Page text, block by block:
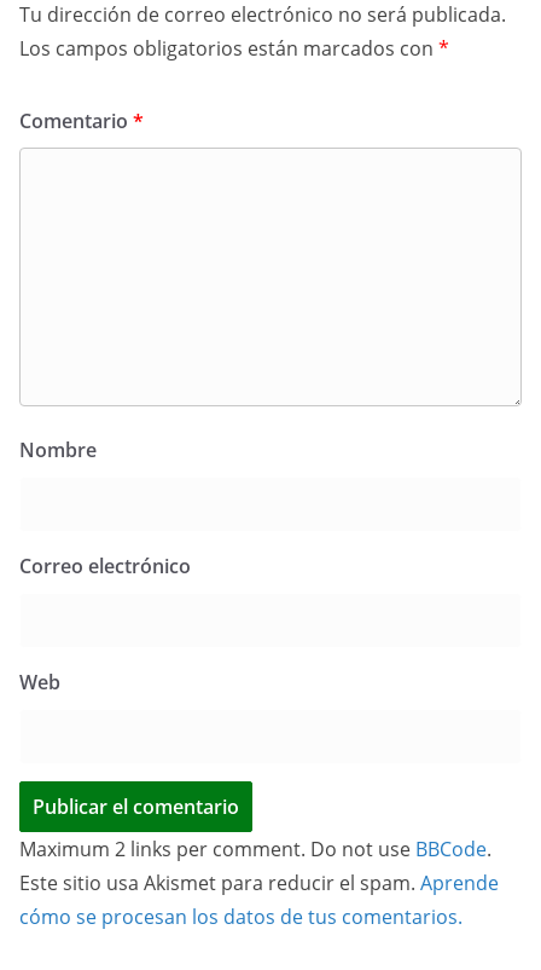
Tu dirección de correo electrónico no será publicada.
Los campos obligatorios están marcados con *
Comentario *
Nombre
Correo electrónico
Web
Maximum 2 links per comment. Do not use BBCode.
Este sitio usa Akismet para reducir el spam. Aprende
cómo se procesan los datos de tus comentarios.